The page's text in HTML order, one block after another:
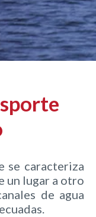
se caracteriza
un lugar a otro
de agua